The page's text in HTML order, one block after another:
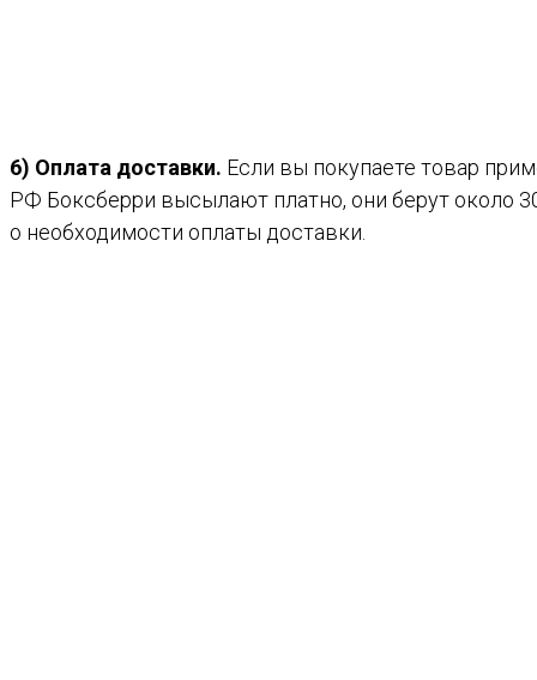
6) Оплата доставки. Если вы покупаете товар
РФ Боксберри высылают платно, они берут около
о необходимости оплаты доставки.